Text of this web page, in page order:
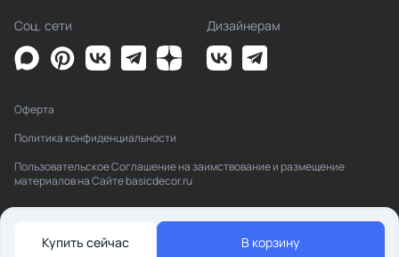
Купить сейчас В корзину
Соц. сети Дизайнерам
Оферта
Политика конфиденциальности
Пользовательское Соглашение на заимствование и размещение
материалов на Сайте basicdecor.ru